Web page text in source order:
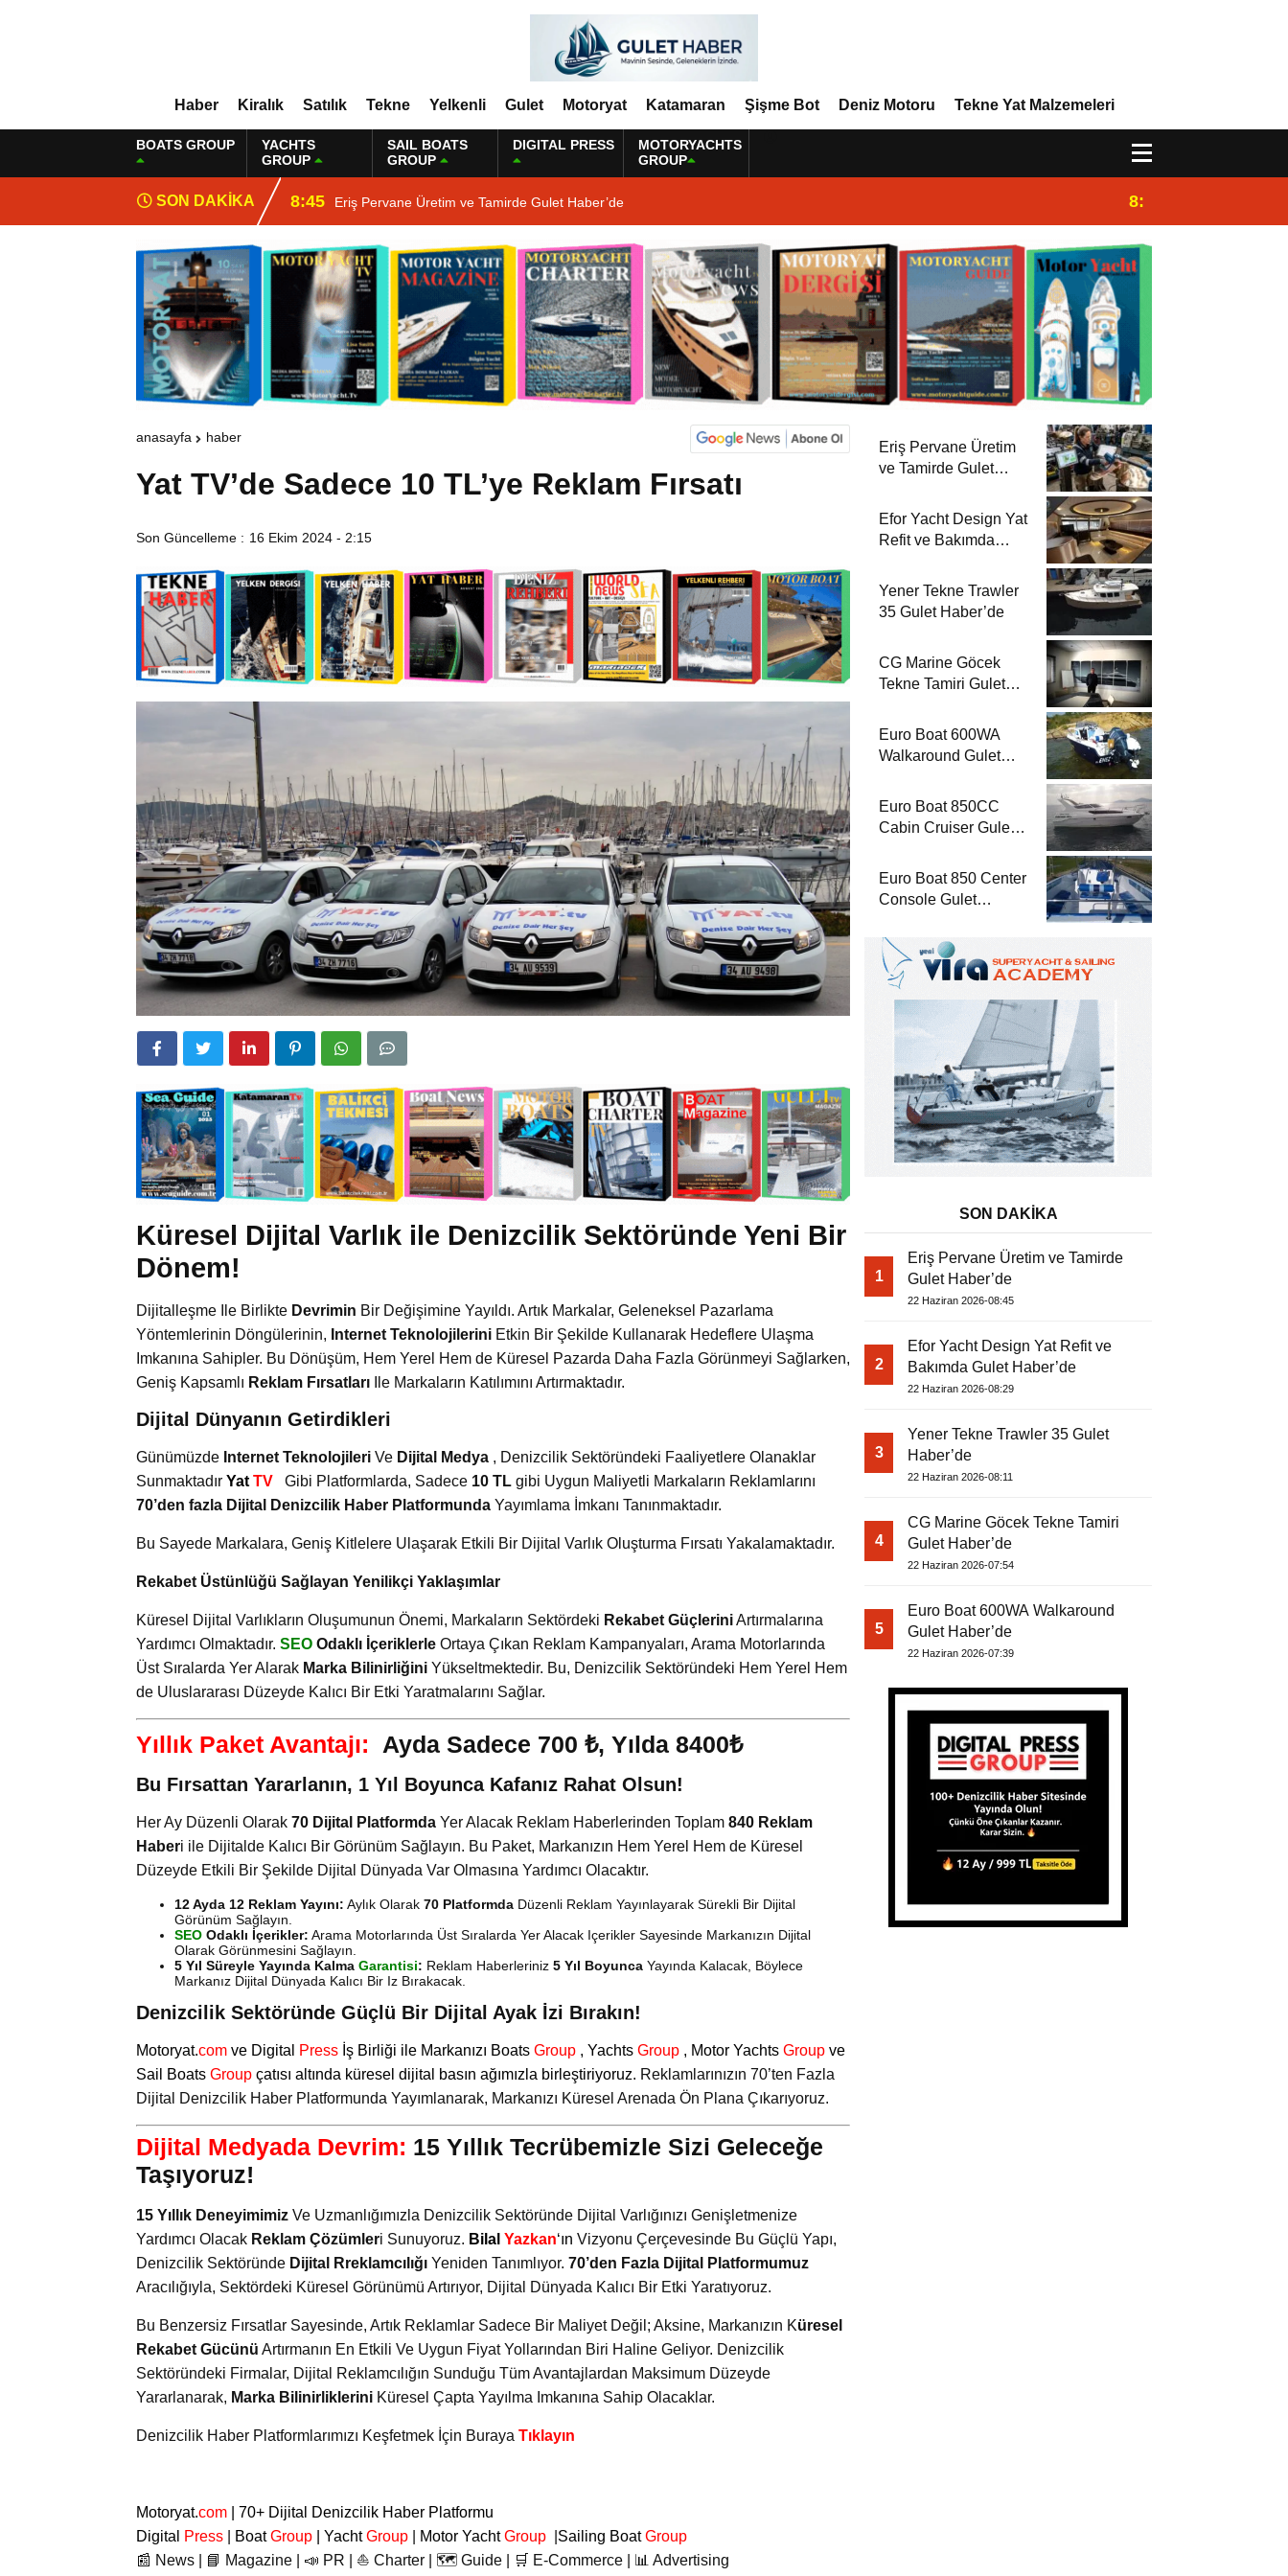
Haber Kiralık Satılık Tekne Yelkenli Gulet Motoryat Katamaran Şişme Bot Deniz Motoru Tekne Yat Malzemeleri
BOATS GROUP
YACHTS
GROUP
SAIL BOATS
GROUP
DIGITAL PRESS
MOTORYACHTS
GROUP
SON DAKİKA 8:45 Eriş Pervane Üretim ve Tamirde Gulet Haber’de 8:29
anasayfa haber
Yat TV’de Sadece 10 TL’ye Reklam Fırsatı
Son Güncelleme : 16 Ekim 2024 - 2:15
Küresel Dijital Varlık ile Denizcilik Sektöründe Yeni Bir
Dönem!
Dijitalleşme Ile Birlikte Devrimin Bir Değişimine Yayıldı. Artık Markalar, Geleneksel Pazarlama
Yöntemlerinin Döngülerinin, Internet Teknolojilerini Etkin Bir Şekilde Kullanarak Hedeflere Ulaşma
Imkanına Sahipler. Bu Dönüşüm, Hem Yerel Hem de Küresel Pazarda Daha Fazla Görünmeyi Sağlarken,
Geniş Kapsamlı Reklam Fırsatları Ile Markaların Katılımını Artırmaktadır.
Dijital Dünyanın Getirdikleri
Günümüzde Internet Teknolojileri Ve Dijital Medya , Denizcilik Sektöründeki Faaliyetlere Olanaklar
Sunmaktadır Yat TV Gibi Platformlarda, Sadece 10 TL gibi Uygun Maliyetli Markaların Reklamlarını
70’den fazla Dijital Denizcilik Haber Platformunda Yayımlama İmkanı Tanınmaktadır.
Bu Sayede Markalara, Geniş Kitlelere Ulaşarak Etkili Bir Dijital Varlık Oluşturma Fırsatı Yakalamaktadır.
Rekabet Üstünlüğü Sağlayan Yenilikçi Yaklaşımlar
Küresel Dijital Varlıkların Oluşumunun Önemi, Markaların Sektördeki Rekabet GüçleriniArtırmalarına
Yardımcı Olmaktadır. SEO Odaklı İçeriklerle Ortaya Çıkan Reklam Kampanyaları, Arama Motorlarında
Üst Sıralarda Yer Alarak Marka Bilinirliğini Yükseltmektedir. Bu, Denizcilik Sektöründeki Hem Yerel Hem
de Uluslararası Düzeyde Kalıcı Bir Etki Yaratmalarını Sağlar.
Yıllık Paket Avantajı: Ayda Sadece 700 ₺, Yılda 8400₺
Bu Fırsattan Yararlanın, 1 Yıl Boyunca Kafanız Rahat Olsun!
Her Ay Düzenli Olarak 70 Dijital Platformda Yer Alacak Reklam Haberlerinden Toplam 840 Reklam
Haberi ile Dijitalde Kalıcı Bir Görünüm Sağlayın. Bu Paket, Markanızın Hem Yerel Hem de Küresel
Düzeyde Etkili Bir Şekilde Dijital Dünyada Var Olmasına Yardımcı Olacaktır.
12 Ayda 12 Reklam Yayını: Aylık Olarak 70 Platformda Düzenli Reklam Yayınlayarak Sürekli Bir Dijital
Görünüm Sağlayın.
SEO Odaklı İçerikler: Arama Motorlarında Üst Sıralarda Yer Alacak Içerikler Sayesinde Markanızın Dijital
Olarak Görünmesini Sağlayın.
5 Yıl Süreyle Yayında Kalma Garantisi: Reklam Haberleriniz 5 Yıl Boyunca Yayında Kalacak, Böylece
Markanız Dijital Dünyada Kalıcı Bir Iz Bırakacak.
Denizcilik Sektöründe Güçlü Bir Dijital Ayak İzi Bırakın!
Motoryat.com ve Digital Press İş Birliği ile Markanızı Boats Group , Yachts Group , Motor Yachts Group ve
Sail Boats Group çatısı altında küresel dijital basın ağımızla birleştiriyoruz. Reklamlarınızın 70’ten Fazla
Dijital Denizcilik Haber Platformunda Yayımlanarak, Markanızı Küresel Arenada Ön Plana Çıkarıyoruz.
Dijital Medyada Devrim: 15 Yıllık Tecrübemizle Sizi Geleceğe
Taşıyoruz!
15 Yıllık Deneyimimiz Ve Uzmanlığımızla Denizcilik Sektöründe Dijital Varlığınızı Genişletmenize
Yardımcı Olacak Reklam Çözümleri Sunuyoruz. Bilal Yazkan‘ın Vizyonu Çerçevesinde Bu Güçlü Yapı,
Denizcilik Sektöründe Dijital Rreklamcılığı Yeniden Tanımlıyor. 70’den Fazla Dijital Platformumuz
Aracılığıyla, Sektördeki Küresel Görünümü Artırıyor, Dijital Dünyada Kalıcı Bir Etki Yaratıyoruz.
Bu Benzersiz Fırsatlar Sayesinde, Artık Reklamlar Sadece Bir Maliyet Değil; Aksine, Markanızın Küresel
Rekabet Gücünü Artırmanın En Etkili Ve Uygun Fiyat Yollarından Biri Haline Geliyor. Denizcilik
Sektöründeki Firmalar, Dijital Reklamcılığın Sunduğu Tüm Avantajlardan Maksimum Düzeyde
Yararlanarak, Marka Bilinirliklerini Küresel Çapta Yayılma Imkanına Sahip Olacaklar.
Denizcilik Haber Platformlarımızı Keşfetmek İçin Buraya Tıklayın
Motoryat.com | 70+ Dijital Denizcilik Haber Platformu
Digital
Press BoatGroup YachtGroup Motor YachtGroup Sailing BoatGroup
📰 News | 📘 Magazine | 📣 PR | ⛵ Charter | 🗺️ Guide | 🛒 E-Commerce | 📊 Advertising
Eriş Pervane Üretim
ve Tamirde Gulet
Efor Yacht Design Yat
Refit ve Bakımda
Yener Tekne Trawler
35 Gulet Haber’de
CG Marine Göcek
Tekne Tamiri Gulet
Euro Boat 600WA
Walkaround Gulet
Euro Boat 850CC
Cabin Cruiser Gulet
Euro Boat 850 Center
Console Gulet
SON DAKİKA
1
Eriş Pervane Üretim ve Tamirde
Gulet Haber’de
22 Haziran 2026-08:45
2
Efor Yacht Design Yat Refit ve
Bakımda Gulet Haber’de
22 Haziran 2026-08:29
3
Yener Tekne Trawler 35 Gulet
Haber’de
22 Haziran 2026-08:11
4
CG Marine Göcek Tekne Tamiri
Gulet Haber’de
22 Haziran 2026-07:54
5
Euro Boat 600WA Walkaround
Gulet Haber’de
22 Haziran 2026-07:39